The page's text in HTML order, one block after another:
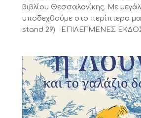
βιβλίου Θεσσαλονίκης. Με
υποδεχθούμε στο περίπτερο
stand 29) ΕΠΙΛΕΓΜΕΝΕΣ